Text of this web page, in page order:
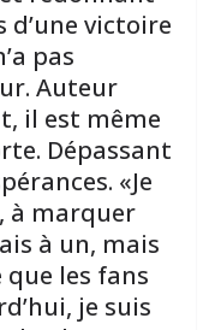
d’une victoire
pas
Auteur
il est même
Dépassant
«Je
à marquer
à un, mais
que les fans
je suis